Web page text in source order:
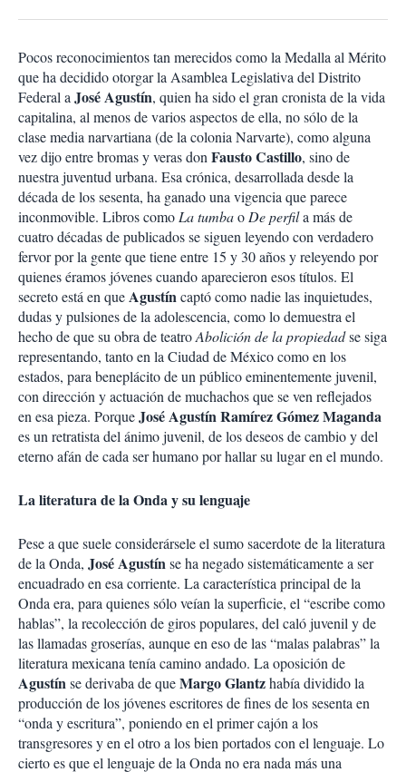
c
m
p
a
r
t
i
r
Pocos reconocimientos tan merecidos como la Medalla al Mérito
que ha decidido otorgar la Asamblea Legislativa del Distrito
Federal a José Agustín, quien ha sido el gran cronista de la vida
capitalina, al menos de varios aspectos de ella, no sólo de la
clase media narvartiana (de la colonia Narvarte), como alguna
vez dijo entre bromas y veras don Fausto Castillo, sino de
nuestra juventud urbana. Esa crónica, desarrollada desde la
década de los sesenta, ha ganado una vigencia que parece
inconmovible. Libros como La tumbao De perfila más de
cuatro décadas de publicados se siguen leyendo con verdadero
fervor por la gente que tiene entre 15 y 30 años y releyendo por
quienes éramos jóvenes cuando aparecieron esos títulos. El
secreto está en queAgustíncaptó como nadie las inquietudes,
dudas y pulsiones de la adolescencia, como lo demuestra el
hecho de que su obra de teatroAbolición de la propiedadse siga
representando, tanto en la Ciudad de México como en los
estados, para beneplácito de un público eminentemente juvenil,
con dirección y actuación de muchachos que se ven reflejados
en esa pieza. PorqueJosé Agustín Ramírez Gómez Maganda
es un retratista del ánimo juvenil, de los deseos de cambio y del
eterno afán de cada ser humano por hallar su lugar en el mundo.
La literatura de la Onda y su lenguaje
Pese a que suele considerársele el sumo sacerdote de la literatura
de la Onda, José Agustínse ha negado sistemáticamente a ser
encuadrado en esa corriente. La característica principal de la
Onda era, para quienes sólo veían la superficie, el “escribe como
hablas”, la recolección de giros populares, del caló juvenil y de
las llamadas groserías, aunque en eso de las “malas palabras” la
literatura mexicana tenía camino andado. La oposición de
Agustínse derivaba de queMargo Glantzhabía dividido la
producción de los jóvenes escritores de fines de los sesenta en
“onda y escritura”, poniendo en el primer cajón a los
transgresores y en el otro a los bien portados con el lenguaje. Lo
cierto es que el lenguaje de la Onda no era nada más una